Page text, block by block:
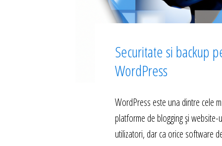
Securitate si backup
WordPress
WordPress este una dintre cele
platforme de blogging și
utilizatori, dar ca orice software